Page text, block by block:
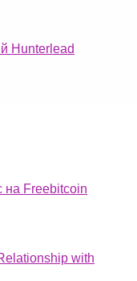
Hunterlead
на Freebitcoin
with